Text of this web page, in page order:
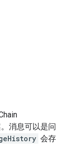
消息可以是问
会存